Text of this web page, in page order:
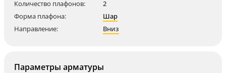
Количество плафонов:
2
Форма плафона:
Шар
Направление:
Вниз
Параметры арматуры